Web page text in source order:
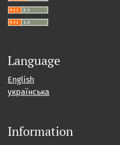
Language
English
українська
Information